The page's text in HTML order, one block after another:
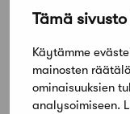
Tämä
Käytämme
mainosten
ominaisuuksien
analysoimiseen.